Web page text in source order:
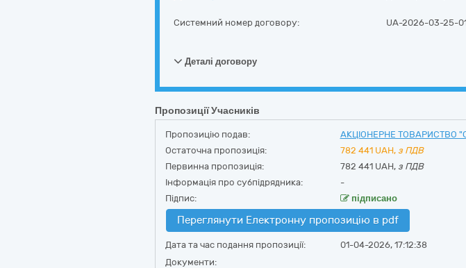
Системний номер договору: UA-2026-03-25-
Деталі договору
Пропозиції Учасників
Пропозицію подав: АКЦІОНЕРНЕ ТОВАРИСТВО
Остаточна пропозиція:
782 441 UAH, з ПДВ
Первинна пропозиція:
782 441 UAH, з ПДВ
Інформація про субпідрядника:
-
Підпис:
підписано
Переглянути Електронну пропозицію в pdf
Дата та час подання пропозиції:
01-04-2026, 17:12:38
Документи: